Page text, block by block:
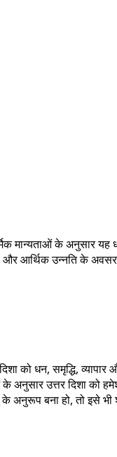
मान्यताओं के अनुसार
और आर्थिक उन्नति के
को धन, समृद्धि, व्यापार
के अनुसार उत्तर दिशा को
अनुरूप बना हो, तो इसे भी